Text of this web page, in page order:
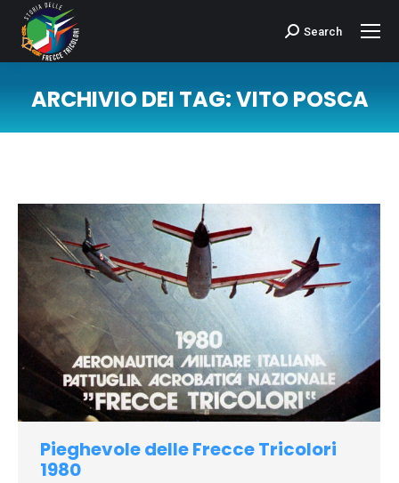
Cerca:Search
ARCHIVIO DEI TAG:VITO POSCA
Pieghevole delle Frecce Tricolori
1980